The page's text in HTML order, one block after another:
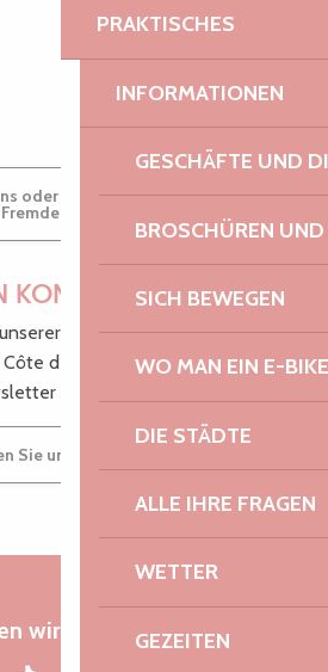
PRAKTISCHES
INFORMATIONEN
GESCHÄFTE UND
BROSCHÜREN
SICH BEWEGEN
WO MAN EIN E-
DIE STÄDTE
ALLE IHRE FRAGEN
WETTER
GEZEITEN
guten Tipps und
de Granit Rose, melden Sie
an.
Sie unseren Newsletter
wir verbunden